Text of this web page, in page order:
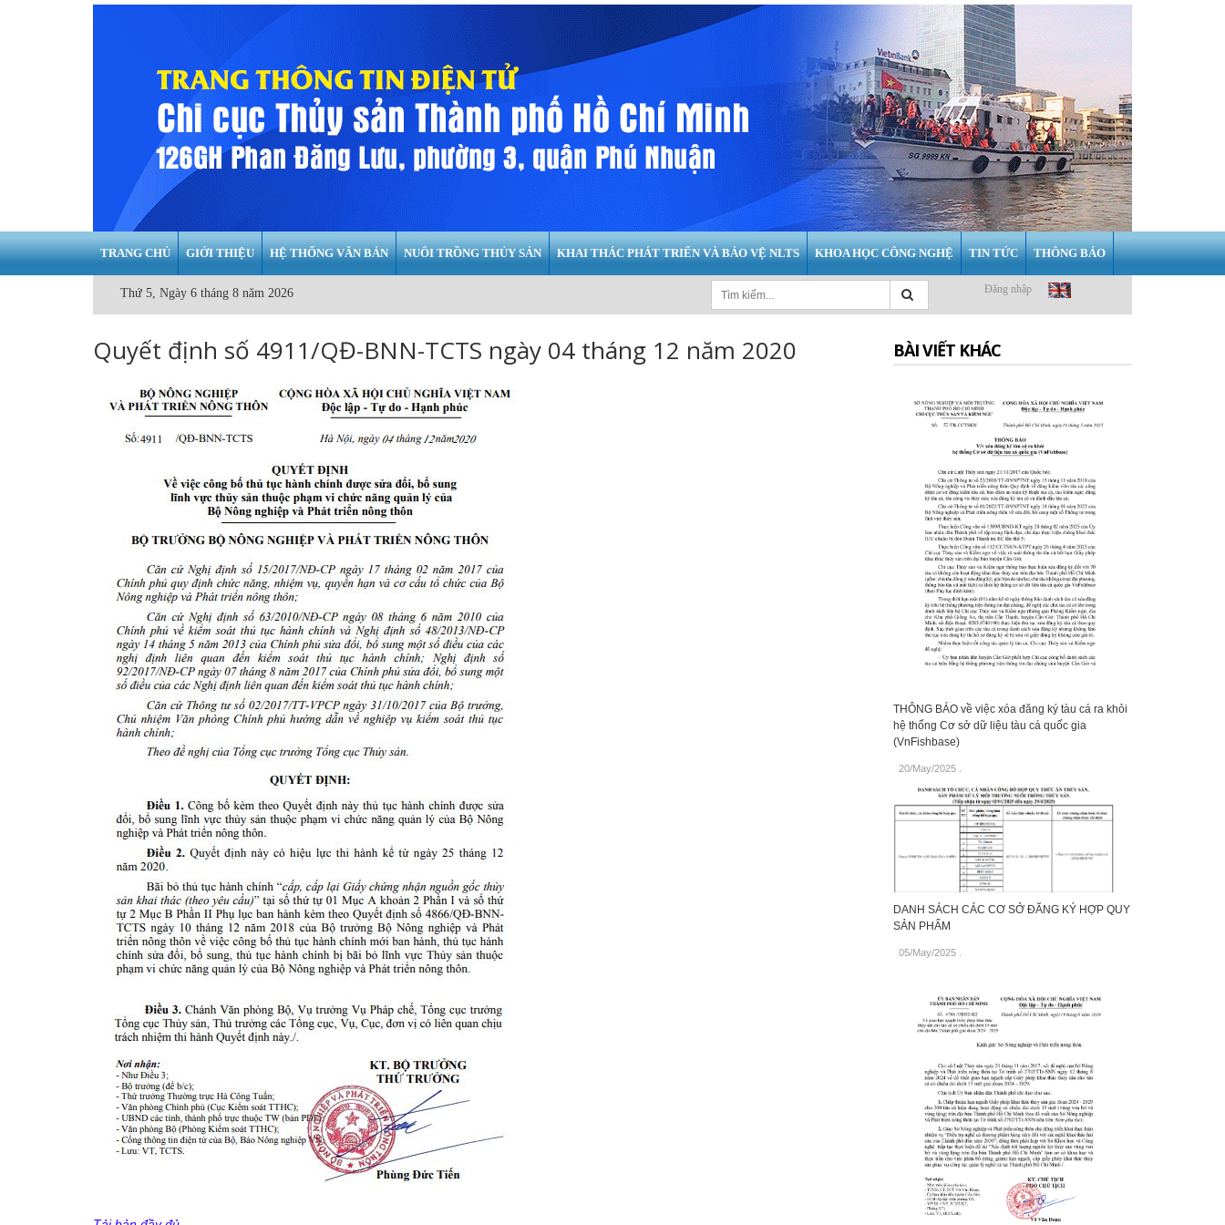
TRANG CHỦ GIỚI THIỆU HỆ THỐNG VĂN BẢN NUÔI TRỒNG THỦY SẢN KHAI THÁC PHÁT TRIỂN VÀ BẢO VỆ NLTS KHOA HỌC CÔNG NGHỆ TIN TỨC THÔNG BÁO
Thứ 5, Ngày 6 tháng 8 năm 2026 Đăng nhập
Quyết định số 4911/QĐ-BNN-TCTS ngày 04 tháng 12 năm 2020 BÀI VIẾT KHÁC
THÔNG BÁO về việc xóa đăng ký tàu cá ra khỏi
hệ thống Cơ sở dữ liệu tàu cá quốc gia
(VnFishbase)
20/May/2025.
DANH SÁCH CÁC CƠ SỞ ĐĂNG KÝ HỢP QUY
SẢN PHẨM
05/May/2025.